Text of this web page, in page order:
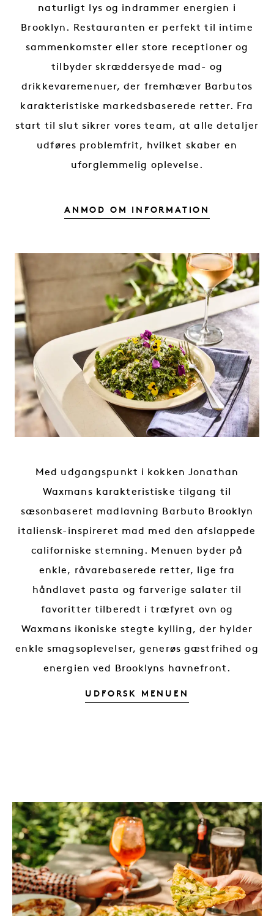
naturligt lys og indrammer energien i
Brooklyn. Restauranten er perfekt til intime
sammenkomster eller store receptioner og
tilbyder skræddersyede mad- og
drikkevaremenuer, der fremhæver Barbutos
karakteristiske markedsbaserede retter. Fra
start til slut sikrer vores team, at alle detaljer
udføres problemfrit, hvilket skaber en
uforglemmelig oplevelse.
ANMOD OM INFORMATION
Med udgangspunkt i kokken Jonathan
Waxmans karakteristiske tilgang til
sæsonbaseret madlavning Barbuto Brooklyn
italiensk-inspireret mad med den afslappede
californiske stemning. Menuen byder på
enkle, råvarebaserede retter, lige fra
håndlavet pasta og farverige salater til
favoritter tilberedt i træfyret ovn og
Waxmans ikoniske stegte kylling, der hylder
enkle smagsoplevelser, generøs gæstfrihed og
energien ved Brooklyns havnefront.
UDFORSK MENUEN